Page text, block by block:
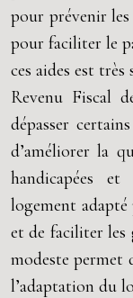
pour prévenir les
pour faciliter le
ces aides est
Revenu Fiscal
dépasser
d’améliorer la
handicapées
logement
et de faciliter les
modeste permet
l’adaptation du